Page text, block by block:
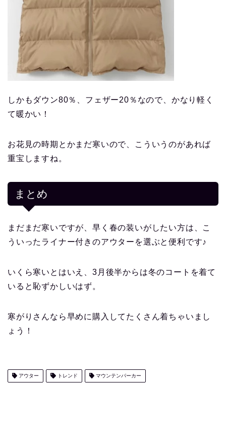
しかもダウン80％、フェザー20％なので、かなり軽く
て暖かい！
お花見の時期とかまだ寒いので、こういうのがあれば
重宝しますね。
まとめ
まだまだ寒いですが、早く春の装いがしたい方は、こ
ういったライナー付きのアウターを選ぶと便利です♪
いくら寒いとはいえ、3月後半からは冬のコートを着て
いると恥ずかしいはず。
寒がりさんなら早めに購入してたくさん着ちゃいまし
ょう！
アウター トレンド マウンテンパーカー